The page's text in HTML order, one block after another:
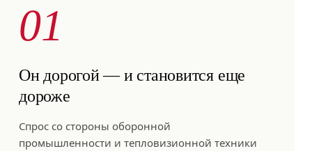
01
Он дорогой — и становится еще
дороже
Спрос со стороны оборонной
промышленности и тепловизионной техники